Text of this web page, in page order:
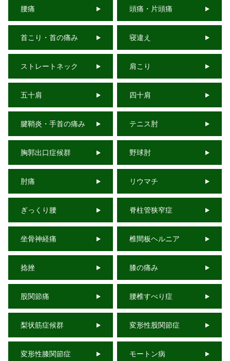
腰痛 頭痛・片頭痛
首こり・首の痛み 寝違え
ストレートネック 肩こり
五十肩 四十肩
腱鞘炎・手首の痛み テニス肘
胸郭出口症候群 野球肘
肘痛 リウマチ
ぎっくり腰 脊柱管狭窄症
坐骨神経痛 椎間板ヘルニア
捻挫 膝の痛み
股関節痛 腰椎すべり症
梨状筋症候群 変形性股関節症
変形性膝関節症 モートン病